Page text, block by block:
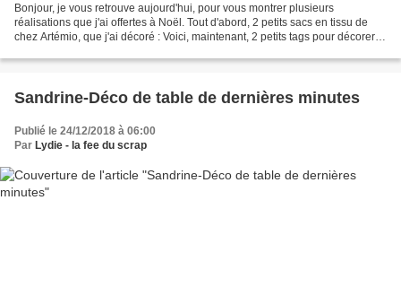
Bonjour, je vous retrouve aujourd'hui, pour vous montrer plusieurs
réalisations que j'ai offertes à Noël. Tout d'abord, 2 petits sacs en tissu de
chez Artémio, que j'ai décoré : Voici, maintenant, 2 petits tags pour décorer
Sandrine-Déco de table de dernières minutes
Publié le 24/12/2018 à 06:00
Par Lydie - la fee du scrap